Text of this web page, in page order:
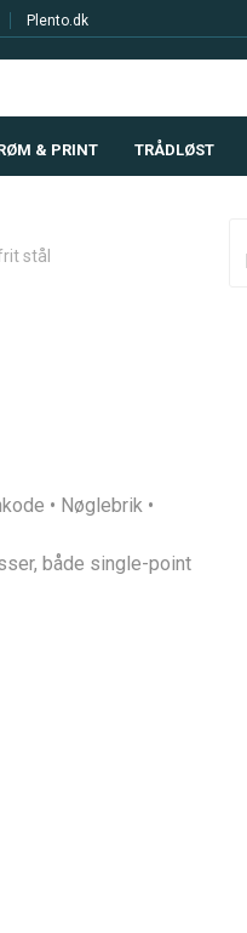
Plento.dk
& PRINT TRÅDLØST
stål
• Nøglebrik •
både single-point